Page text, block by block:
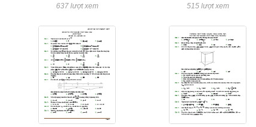
637 lượt xem 515 lượt xem